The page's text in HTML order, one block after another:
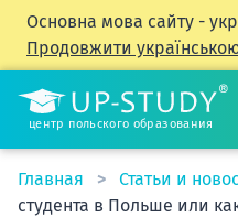
Основна мова сайту -
Продовжити
центр польского образования
Главная Статьи и
студента в Польше или